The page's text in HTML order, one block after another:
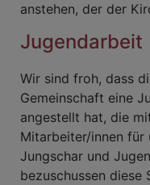
anstehen, der der
Jugendarbeit
Wir sind froh, dass
Gemeinschaft eine
angestellt hat, die
Mitarbeiter/innen für
Jungschar und
bezuschussen diese